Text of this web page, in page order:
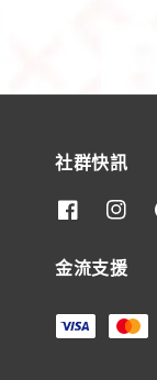
社群快訊
金流支援